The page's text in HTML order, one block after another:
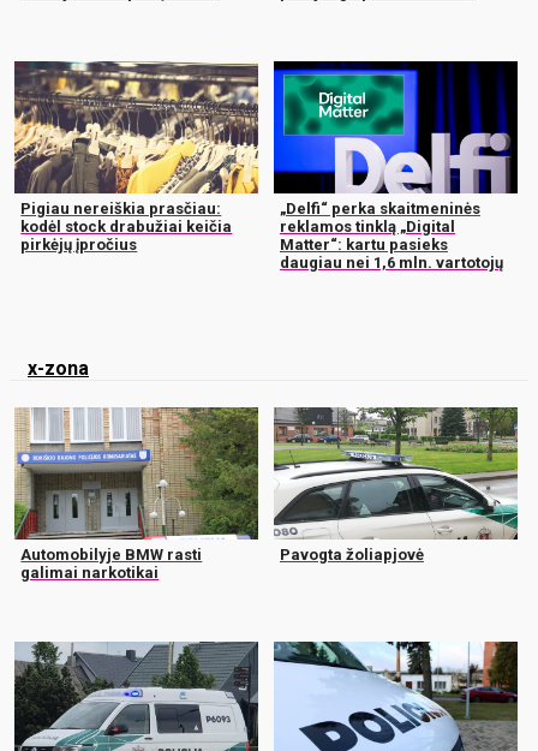
Pigiau nereiškia prasčiau:
kodėl stock drabužiai keičia
pirkėjų įpročius
„Delfi“ perka skaitmeninės
reklamos tinklą „Digital
Matter“: kartu pasieks
daugiau nei 1,6 mln. vartotojų
x-zona
Automobilyje BMW rasti
galimai narkotikai
Pavogta žoliapjovė